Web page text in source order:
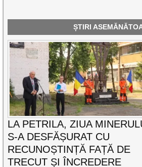
ȘTIRI
LA PETRILA, ZIUA
S-A DESFĂȘURAT CU
RECUNOȘTINȚĂ FAȚĂ DE
TRECUT ȘI ÎNCREDERE